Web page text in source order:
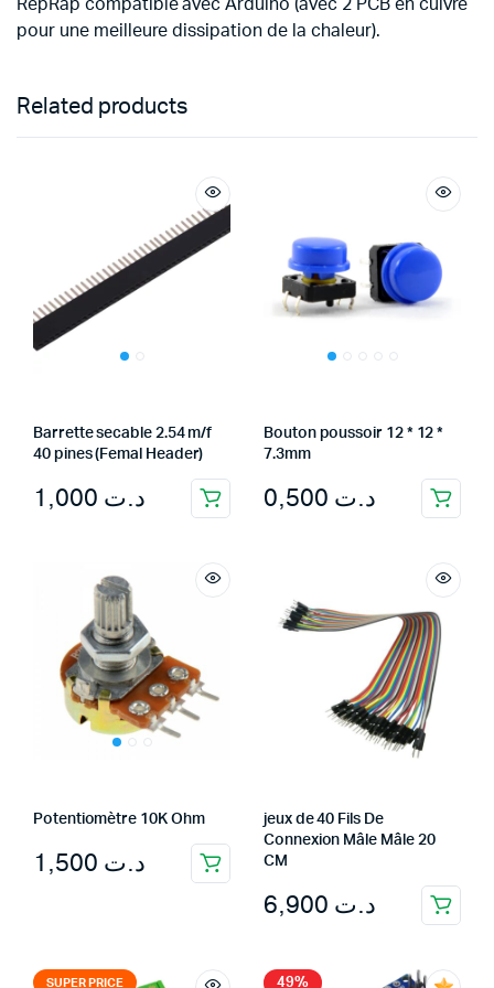
RepRap compatible avec Arduino (avec 2 PCB en cuivre
pour une meilleure dissipation de la chaleur).
Related products
Barrette secable 2.54 m/f
40 pines (Femal Header)
د.ت
Bouton poussoir 12 * 12 *
7.3mm
د.ت
Potentiomètre 10K Ohm
د.ت
jeux de 40 Fils De
Connexion Mâle Mâle 20
CM
د.ت
SUPER PRICE 49%